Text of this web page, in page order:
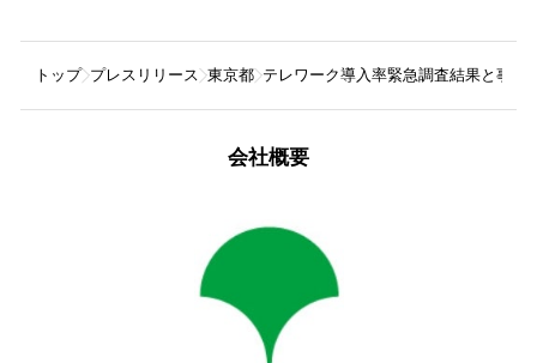
トップ プレスリリース 東京都 テレワーク導入率緊急調査結果と事
会社概要